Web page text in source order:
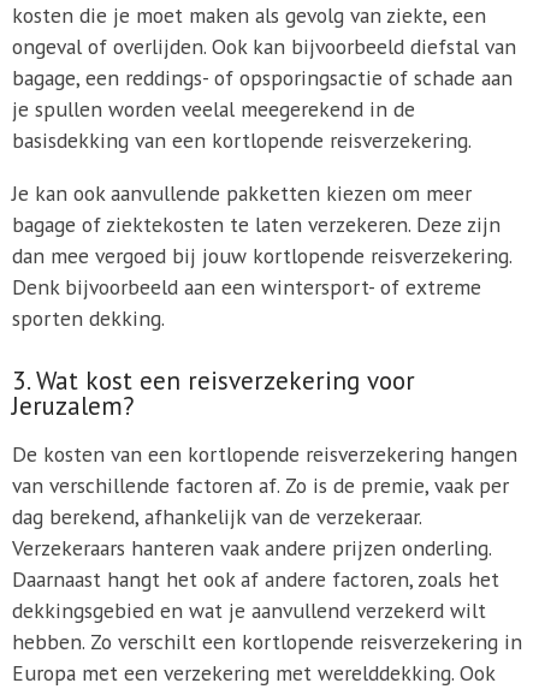
kosten die je moet maken als gevolg van ziekte, een
ongeval of overlijden. Ook kan bijvoorbeeld diefstal van
bagage, een reddings- of opsporingsactie of schade aan
je spullen worden veelal meegerekend in de
basisdekking van een kortlopende reisverzekering.
Je kan ook aanvullende pakketten kiezen om meer
bagage of ziektekosten te laten verzekeren. Deze zijn
dan mee vergoed bij jouw kortlopende reisverzekering.
Denk bijvoorbeeld aan een wintersport- of extreme
sporten dekking.
3. Wat kost een reisverzekering voor
Jeruzalem?
De kosten van een kortlopende reisverzekering hangen
van verschillende factoren af. Zo is de premie, vaak per
dag berekend, afhankelijk van de verzekeraar.
Verzekeraars hanteren vaak andere prijzen onderling.
Daarnaast hangt het ook af andere factoren, zoals het
dekkingsgebied en wat je aanvullend verzekerd wilt
hebben. Zo verschilt een kortlopende reisverzekering in
Europa met een verzekering met werelddekking. Ook